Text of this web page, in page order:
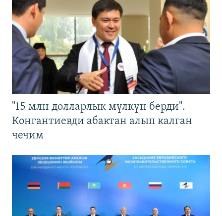
"15 млн долларлык мүлкүн берди".
Конгантиевди абактан алып калган
чечим